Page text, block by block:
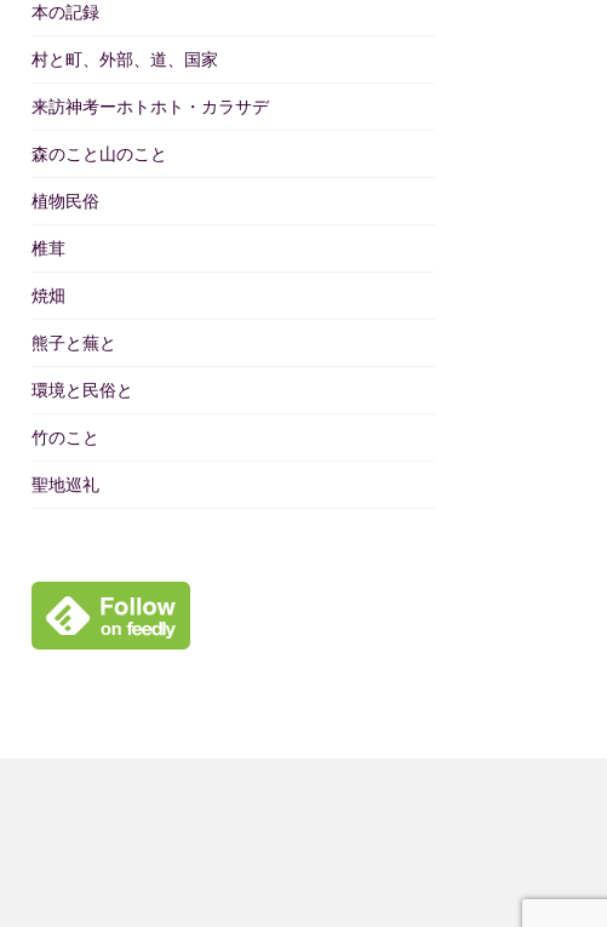
本の記録
村と町、外部、道、国家
来訪神考ーホトホト・カラサデ
森のこと山のこと
植物民俗
椎茸
焼畑
熊子と蕪と
環境と民俗と
竹のこと
聖地巡礼